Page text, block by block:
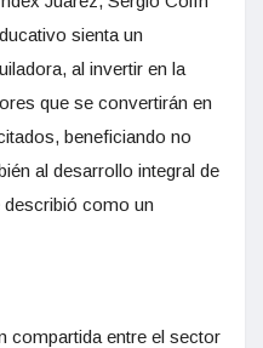
sienta un
al invertir en la
que se convertirán en
beneficiando no
al desarrollo integral de
describió como un
compartida entre el sector